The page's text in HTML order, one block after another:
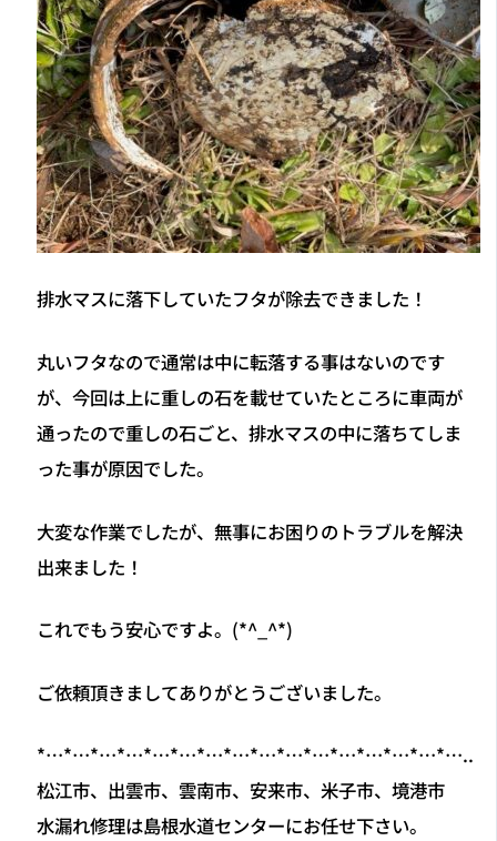
排水マスに落下していたフタが除去できました！
丸いフタなので通常は中に転落する事はないのです
が、今回は上に重しの石を載せていたところに車両が
通ったので重しの石ごと、排水マスの中に落ちてしま
った事が原因でした。
大変な作業でしたが、無事にお困りのトラブルを解決
出来ました！
これでもう安心ですよ。(*^_^*)
ご依頼頂きましてありがとうございました。
*…*…*…*…*…*…*…*…*…*…*…*…*…*…*…*…..
松江市、出雲市、雲南市、安来市、米子市、境港市
水漏れ修理は島根水道センターにお任せ下さい。